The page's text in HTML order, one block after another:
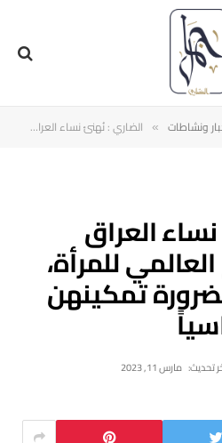
ونشاطات » الضاري : نُهنئ نساء العراق بمناسبة اليوم العالمي للمرأة، ونجدد دعوتنا لضرورة تمكينهن اجتماعياً وسياسياً
العراق
للمرأة،
تمكينهن
تحديث: مارس 11, 2023